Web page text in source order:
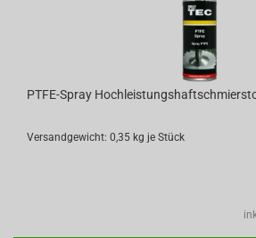
PTFE-Spray
Versandgewicht: 0,35 kg je Stück